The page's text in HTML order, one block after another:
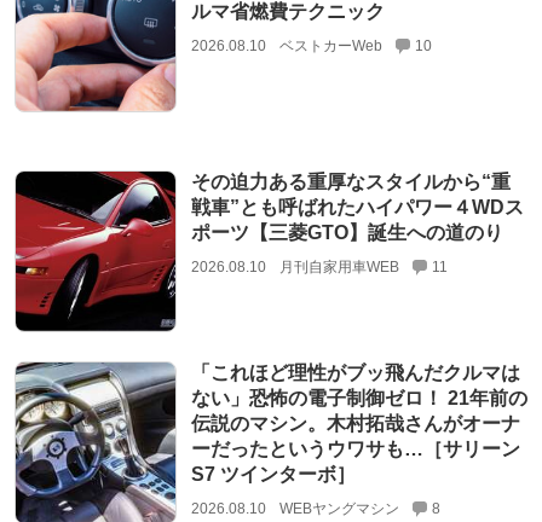
ルマ省燃費テクニック
2026.08.10 ベストカーWeb 10
その迫力ある重厚なスタイルから“重
戦車”とも呼ばれたハイパワー４WDス
ポーツ【三菱GTO】誕生への道のり
2026.08.10 月刊自家用車WEB 11
「これほど理性がブッ飛んだクルマは
ない」恐怖の電子制御ゼロ！ 21年前の
伝説のマシン。木村拓哉さんがオーナ
ーだったというウワサも…［サリーン
S7 ツインターボ］
2026.08.10 WEBヤングマシン 8